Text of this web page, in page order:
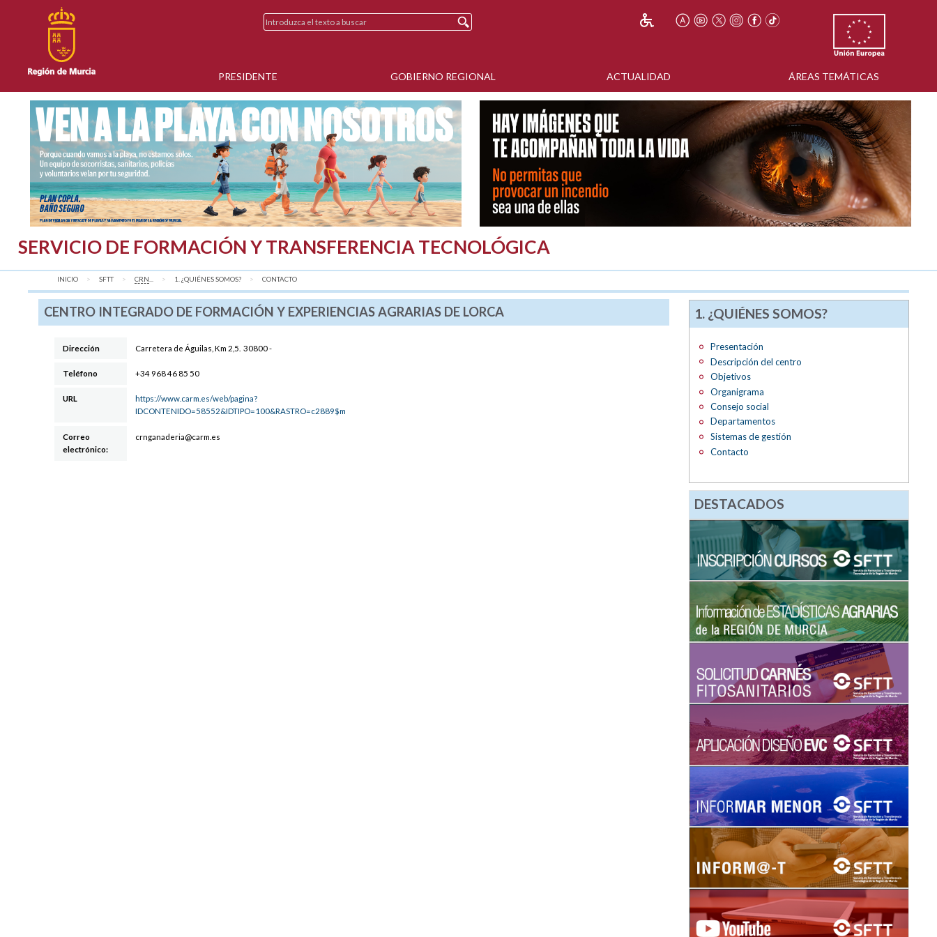
PRESIDENTE GOBIERNO REGIONAL ACTUALIDAD ÁREAS TEMÁTICAS
SERVICIO DE FORMACIÓN Y TRANSFERENCIA TECNOLÓGICA
INICIO SFTT CRN 1. ¿QUIÉNES SOMOS? AQUÍ:
CONTACTO
CENTRO INTEGRADO DE FORMACIÓN Y EXPERIENCIAS AGRARIAS DE LORCA
Dirección Carretera de Águilas, Km 2,5 30800-
Teléfono +34 968 46 85 50
URL
https://www.carm.es/web/pagina?
IDCONTENIDO=58552&IDTIPO=100&RASTRO=c2889$m
Correo
electrónico:
crnganaderia@carm.es
1. ¿QUIÉNES SOMOS?
Presentación
Descripción del centro
Objetivos
Organigrama
Consejo social
Departamentos
Sistemas de gestión
Contacto
DESTACADOS